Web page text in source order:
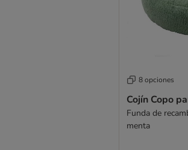
8 opciones
Cojín Copo
Funda de
menta